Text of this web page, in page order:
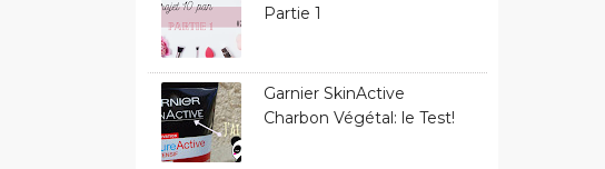
Partie 1
Garnier SkinActive
Charbon Végétal: le Test!